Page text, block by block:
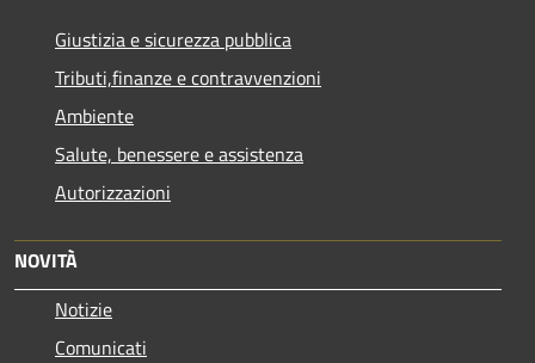
Giustizia e sicurezza pubblica
Tributi,finanze e contravvenzioni
Ambiente
Salute, benessere e assistenza
Autorizzazioni
NOVITÀ
Notizie
Comunicati